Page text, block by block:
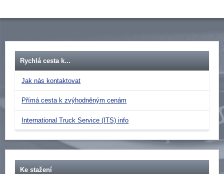
Rychlá cesta k...
Jak nás kontaktovat
Přímá cesta k zvýhodněným cenám
International Truck Service (ITS) info
Ke stažení